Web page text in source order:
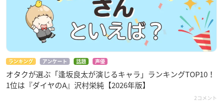
ランキング アンケート 話題 声優
オタクが選ぶ「逢坂良太が演じるキャラ」ランキングTOP10！
1位は『ダイヤのA』沢村栄純【2026年版】
2コメント